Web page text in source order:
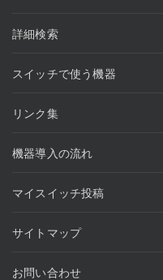
詳細検索
スイッチで使う機器
リンク集
機器導入の流れ
マイスイッチ投稿
サイトマップ
お問い合わせ